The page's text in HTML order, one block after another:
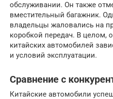
обслуживании. Он также
вместительный багажник.
владельцы жаловались на
коробкой передач. В целом,
китайских автомобилей
и условий эксплуатации.
Сравнение с
Китайские автомобили